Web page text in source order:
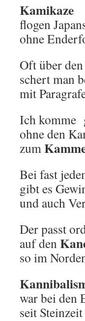
Kamikaze
flogen
ohne
Oft über den
schert man
mit
Ich komme
ohne den
zum
Bei fast
gibt es
und auch
Der passt
auf den
so im
war bei den
seit